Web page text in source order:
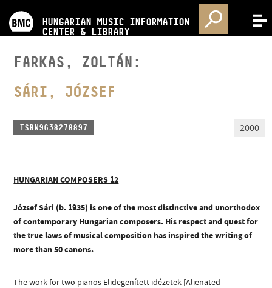
HUNGARIAN MUSIC INFORMATION
CENTER & LIBRARY
MENU
TRAININGS
RELEASES
CONTACT
VIDEO GALLERY
FARKAS, ZOLTÁN:
SÁRI, JÓZSEF
ISBN9638278897 2000
HUNGARIAN COMPOSERS 12
József Sári (b. 1935) is one of the most distinctive and unorthodox
of contemporary Hungarian composers. His respect and quest for
the true laws of musical composition has inspired the writing of
more than 50 canons.
The work for two pianos Elidegenített idézetek [Alienated